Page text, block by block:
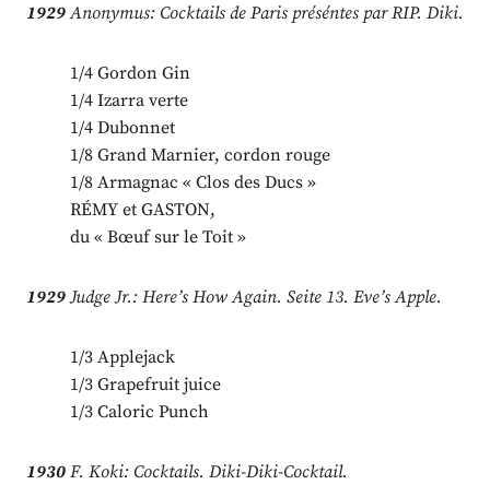
1929Anonymus: Cocktails de Paris préséntes par RIP. Diki.
1/4 Gordon Gin
1/4 Izarra verte
1/4 Dubonnet
1/8 Grand Marnier, cordon rouge
1/8 Armagnac « Clos des Ducs »
RÉMY et GASTON,
du « Bœuf sur le Toit »
1929Judge Jr.: Here’s How Again. Seite 13. Eve’s Apple.
1/3 Applejack
1/3 Grapefruit juice
1/3 Caloric Punch
1930F. Koki: Cocktails. Diki-Diki-Cocktail.